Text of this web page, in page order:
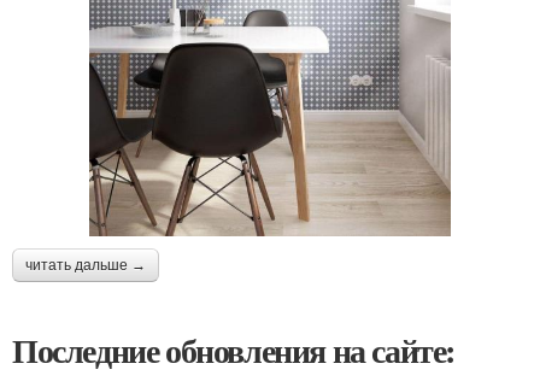
читать дальше →
Последние обновления на сайте: